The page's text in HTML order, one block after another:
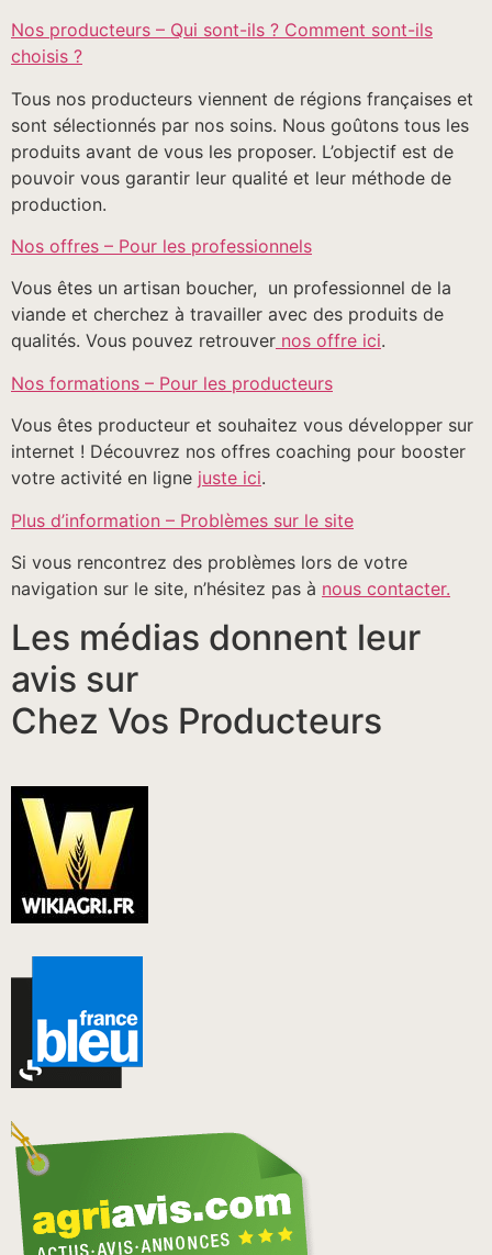
Nos producteurs – Qui sont-ils ? Comment sont-ils
choisis ?
Tous nos producteurs viennent de régions françaises et
sont sélectionnés par nos soins. Nous goûtons tous les
produits avant de vous les proposer. L’objectif est de
pouvoir vous garantir leur qualité et leur méthode de
production.
Nos offres – Pour les professionnels
Vous êtes un artisan boucher, un professionnel de la
viande et cherchez à travailler avec des produits de
qualités. Vous pouvez retrouver nos offre ici.
Nos formations – Pour les producteurs
Vous êtes producteur et souhaitez vous développer sur
internet ! Découvrez nos offres coaching pour booster
votre activité en ligne juste ici.
Plus d’information – Problèmes sur le site
Si vous rencontrez des problèmes lors de votre
navigation sur le site, n’hésitez pas à nous contacter.
Les médias donnent leur
avis sur
Chez Vos Producteurs